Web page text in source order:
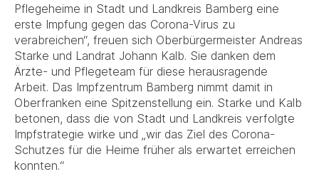
Pflegeheime in Stadt und Landkreis Bamberg eine
erste Impfung gegen das Corona-Virus zu
verabreichen“, freuen sich Oberbürgermeister Andreas
Starke und Landrat Johann Kalb. Sie danken dem
Ärzte- und Pflegeteam für diese herausragende
Arbeit. Das Impfzentrum Bamberg nimmt damit in
Oberfranken eine Spitzenstellung ein. Starke und Kalb
betonen, dass die von Stadt und Landkreis verfolgte
Impfstrategie wirke und „wir das Ziel des Corona-
Schutzes für die Heime früher als erwartet erreichen
konnten.“